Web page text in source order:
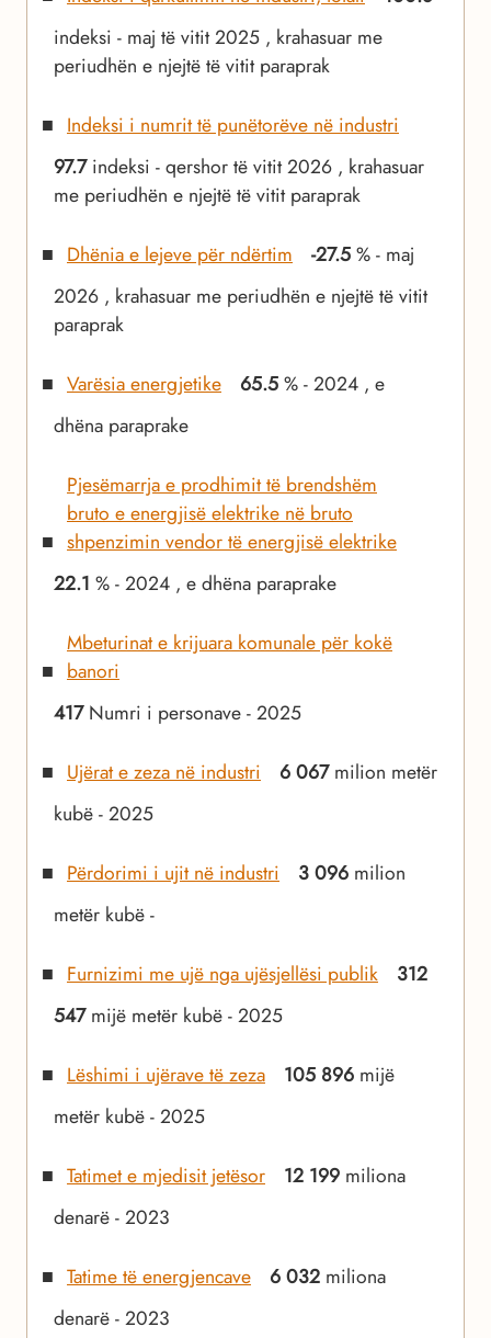
indeksi - maj të vitit 2025 , krahasuar me
periudhën e njejtë të vitit paraprak
Indeksi i numrit të punëtorëve në industri
97.7indeksi - qershor të vitit 2026 , krahasuar
me periudhën e njejtë të vitit paraprak
Dhënia e lejeve për ndërtim -27.5% - maj
2026 , krahasuar me periudhën e njejtë të vitit
paraprak
Varësia energjetike 65.5% - 2024 , e
dhëna paraprake
Pjesëmarrja e prodhimit të brendshëm
bruto e energjisë elektrike në bruto
shpenzimin vendor të energjisë elektrike
22.1 % - 2024 , e dhëna paraprake
Mbeturinat e krijuara komunale për kokë
banori
417Numri i personave - 2025
Ujërat e zeza në industri 6 067milion metër
kubë - 2025
Përdorimi i ujit në industri 3 096 milion
metër kubë -
Furnizimi me ujë nga ujësjellësi publik
312
547mijë metër kubë - 2025
Lëshimi i ujërave të zeza 105 896 mijë
metër kubë - 2025
Tatimet e mjedisit jetësor 12 199 miliona
denarë - 2023
Tatime të energjencave 6 032 miliona
denarë - 2023